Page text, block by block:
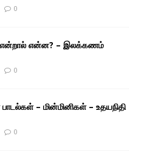
0
என்றால் என்ன? – இலக்கணம்
0
– மின்மினிகள் – உதயநிதி
0